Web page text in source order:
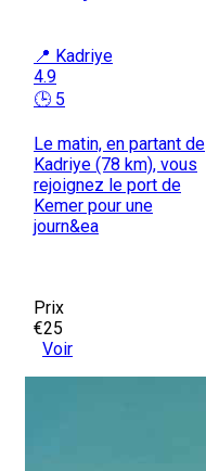
📍 Kadriye
4.9
🕒 5
Le matin, en partant de
Kadriye (78 km), vous
rejoignez le port de
Kemer pour une
journ&ea
Prix
€25
Voir